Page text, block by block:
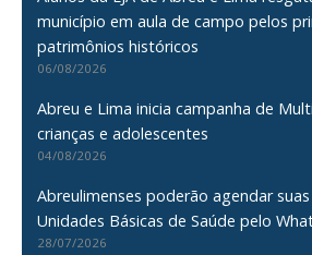
município em aula de campo pelos
patrimônios históricos
06/08/2026
Abreu e Lima inicia campanha de
crianças e adolescentes
04/08/2026
Abreulimenses poderão agendar
Unidades Básicas de Saúde pelo
28/07/2026